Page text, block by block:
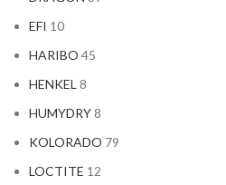
EFI 10
HARIBO 45
HENKEL 8
HUMYDRY8
KOLORADO 79
LOCTITE 12